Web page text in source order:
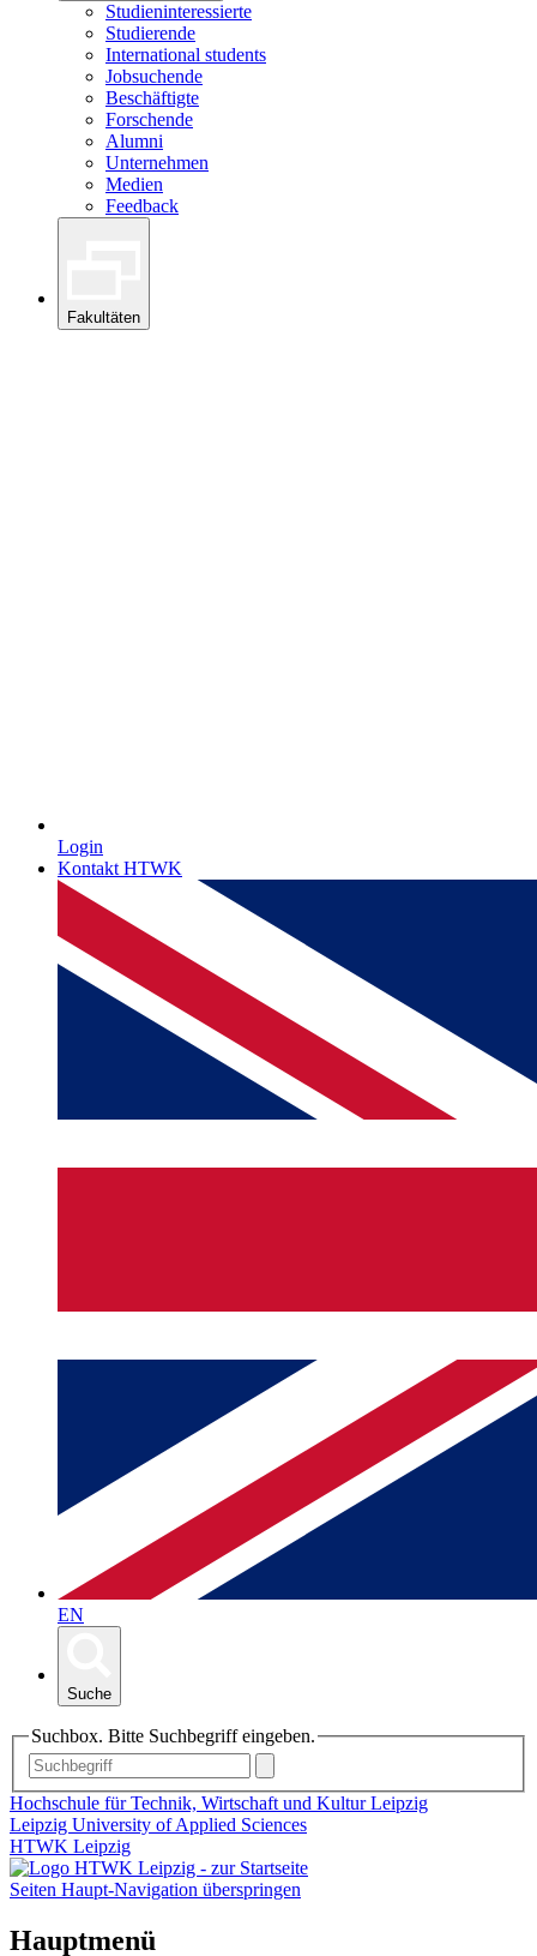
Studieninteressierte
Studierende
International students
Jobsuchende
Beschäftigte
Forschende
Alumni
Unternehmen
Medien
Feedback
Fakultäten
Login
Kontakt HTWK
EN
Suche
Suchbox. Bitte Suchbegriff eingeben.
Hochschule für Technik, Wirtschaft und Kultur Leipzig
Leipzig University of Applied Sciences
HTWK Leipzig
Seiten Haupt-Navigation überspringen
Hauptmenü